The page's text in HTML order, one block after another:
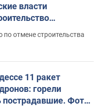
власти
отмене строительства
11 ракет
горели
пострадавшие. Фото